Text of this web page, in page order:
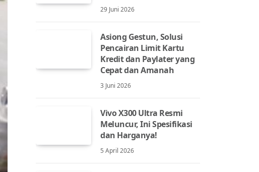
29 Juni 2026
Asiong Gestun, Solusi
Pencairan Limit Kartu
Kredit dan Paylater yang
Cepat dan Amanah
3 Juni 2026
Vivo X300 Ultra Resmi
Meluncur, Ini Spesifikasi
dan Harganya!
5 April 2026